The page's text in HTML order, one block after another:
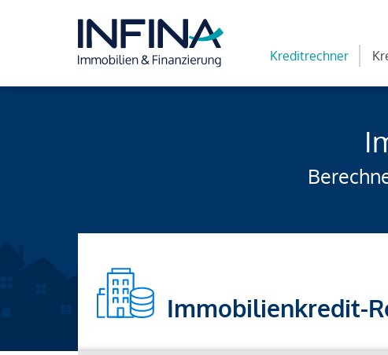
Kreditrechner
Immobilienkredit-